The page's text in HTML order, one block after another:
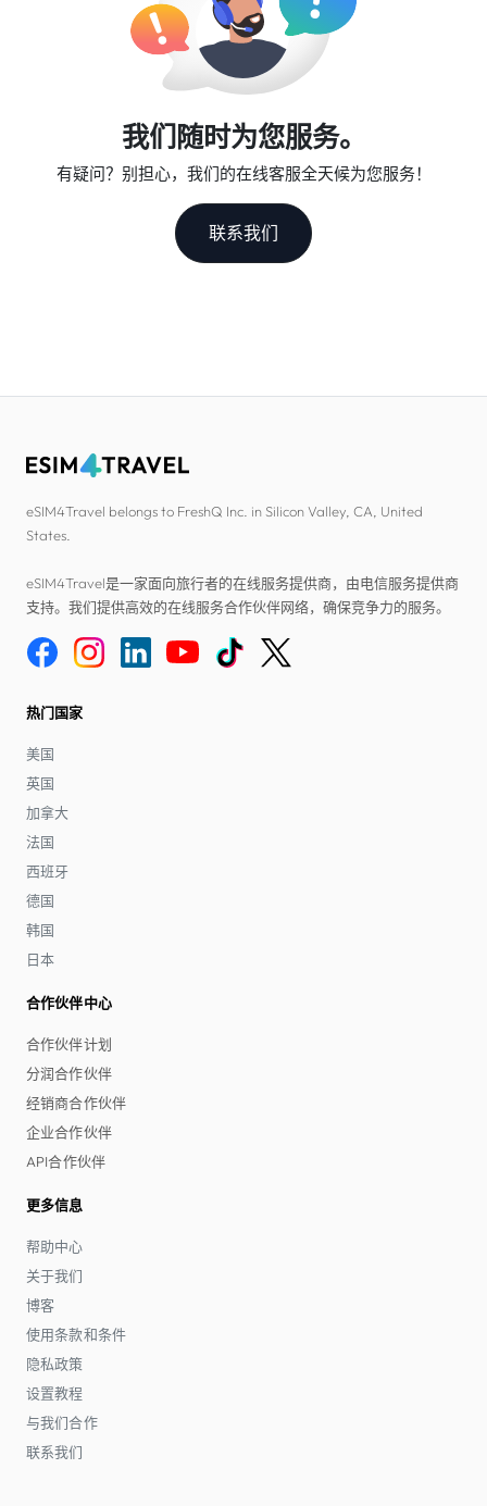
我们随时为您服务。
有疑问？别担心，我们的在线客服全天候为您服务！
联系我们
eSIM4Travel belongs to FreshQ Inc. in Silicon Valley, CA, United
States.
eSIM4Travel是一家面向旅行者的在线服务提供商，由电信服务提供商
支持。我们提供高效的在线服务合作伙伴网络，确保竞争力的服务。
热门国家
美国
英国
加拿大
法国
西班牙
德国
韩国
日本
合作伙伴中心
合作伙伴计划
分润合作伙伴
经销商合作伙伴
企业合作伙伴
API合作伙伴
更多信息
帮助中心
关于我们
博客
使用条款和条件
隐私政策
设置教程
与我们合作
联系我们